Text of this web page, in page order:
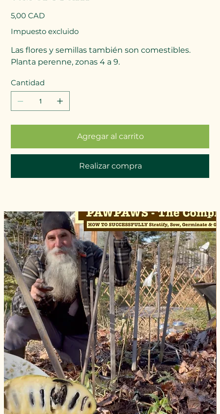
Precio
5,00 CAD
Impuesto excluido
Las flores y semillas también son comestibles.
Planta perenne, zonas 4 a 9.
Cantidad
Agregar al carrito
Realizar compra